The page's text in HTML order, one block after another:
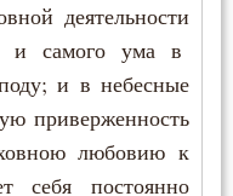
деятельности
и самого ума в
и в небесные
приверженность
любовию к
себя постоянно